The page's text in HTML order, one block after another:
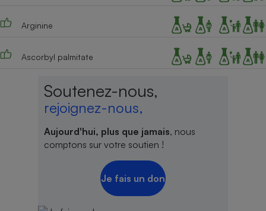
Arginine
Ascorbyl palmitate
Soutenez-nous,
rejoignez-nous,
Aujourd'hui, plus que jamais, nous
comptons sur votre soutien !
Je fais un don